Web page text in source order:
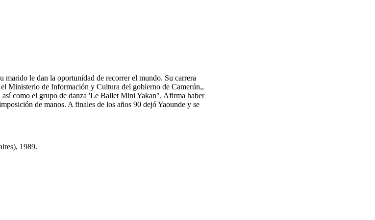
le dan la oportunidad de recorrer el mundo. Su carrera
Ministerio de Información y Cultura del gobierno de Camerún,,
como el grupo de danza 'Le Ballet Mini Yakan". Afirma haber
de manos. A finales de los años 90 dejó Yaounde y se
1989.